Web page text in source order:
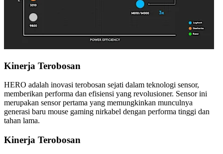
Kinerja Terobosan
HERO adalah inovasi terobosan sejati dalam teknologi sensor,
memberikan performa dan efisiensi yang revolusioner. Sensor ini
merupakan sensor pertama yang memungkinkan munculnya
generasi baru mouse gaming nirkabel dengan performa tinggi dan
tahan lama.
Kinerja Terobosan